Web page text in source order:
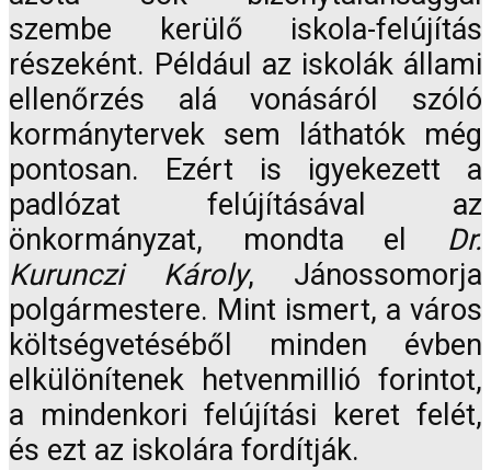
szembe kerülő iskola-felújítás
részeként. Például az iskolák állami
ellenőrzés alá vonásáról szóló
kormánytervek sem láthatók még
pontosan. Ezért is igyekezett a
padlózat felújításával az
önkormányzat, mondta el Dr.
Kurunczi Károly, Jánossomorja
polgármestere. Mint ismert, a város
költségvetéséből minden évben
elkülönítenek hetvenmillió forintot,
a mindenkori felújítási keret felét,
és ezt az iskolára fordítják.